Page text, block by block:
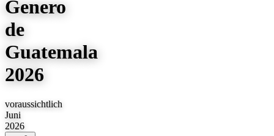
Genero
de
Guatemala
2026
voraussichtlich
Juni
2026